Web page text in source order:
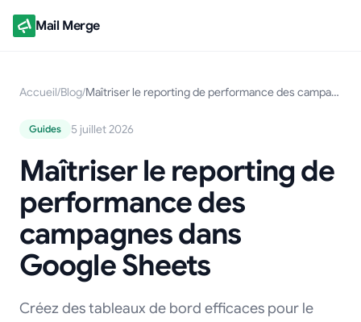
Mail Merge
Accueil/Blog/ Maîtriser le reporting de performance des campagnes dans Google Sheets
Guides 5 juillet 2026
Maîtriser le reporting de
performance des
campagnes dans
Google Sheets
Créez des tableaux de bord efficaces pour le